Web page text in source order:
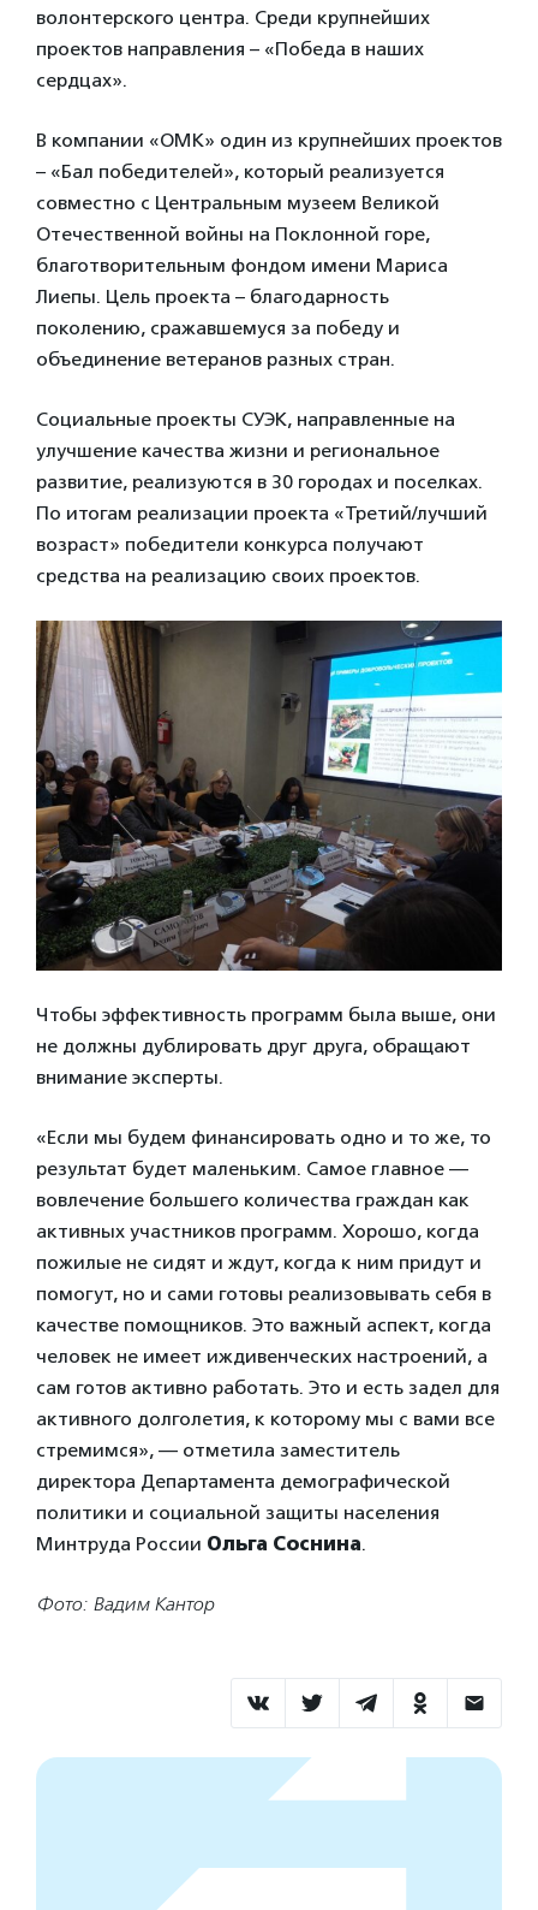
волонтерского центра. Среди крупнейших
проектов направления – «Победа в наших
сердцах».
В компании «ОМК» один из крупнейших проектов
– «Бал победителей», который реализуется
совместно с Центральным музеем Великой
Отечественной войны на Поклонной горе,
благотворительным фондом имени Мариса
Лиепы. Цель проекта – благодарность
поколению, сражавшемуся за победу и
объединение ветеранов разных стран.
Социальные проекты СУЭК, направленные на
улучшение качества жизни и региональное
развитие, реализуются в 30 городах и поселках.
По итогам реализации проекта «Третий/лучший
возраст» победители конкурса получают
средства на реализацию своих проектов.
Чтобы эффективность программ была выше, они
не должны дублировать друг друга, обращают
внимание эксперты.
«Если мы будем финансировать одно и то же, то
результат будет маленьким. Самое главное —
вовлечение большего количества граждан как
активных участников программ. Хорошо, когда
пожилые не сидят и ждут, когда к ним придут и
помогут, но и сами готовы реализовывать себя в
качестве помощников. Это важный аспект, когда
человек не имеет иждивенческих настроений, а
сам готов активно работать. Это и есть задел для
активного долголетия, к которому мы с вами все
стремимся», — отметила заместитель
директора Департамента демографической
политики и социальной защиты населения
Минтруда России Ольга Соснина.
Фото: Вадим Кантор